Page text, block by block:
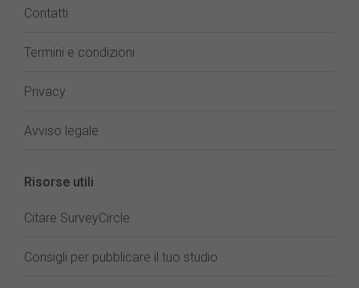
Contatti
Termini e condizioni
Privacy
Avviso legale
Risorse utili
Citare SurveyCircle
Consigli per pubblicare il tuo studio